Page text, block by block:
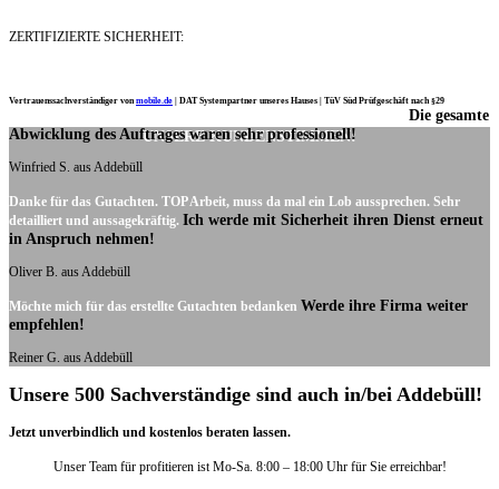
ZERTIFIZIERTE SICHERHEIT:
Vertrauenssachverständiger vonmobile.de DAT Systempartner unseres Hauses | TüV Süd Prüfgeschäft nach §29
UNSERE KUNDENSTIMMEN:
Die gesamte
Abwicklung des Auftrages waren sehr professionell!
Winfried S. aus Addebüll
Danke für das Gutachten. TOP Arbeit, muss da mal ein Lob aussprechen. Sehr
detailliert und aussagekräftig. Ich werde mit Sicherheit ihren Dienst erneut
in Anspruch nehmen!
Oliver B. aus Addebüll
Möchte mich für das erstellte Gutachten bedanken Werde ihre Firma weiter
empfehlen!
Reiner G. aus Addebüll
Unsere 500 Sachverständige sind auch in/bei Addebüll!
Jetzt unverbindlich und kostenlos beraten lassen.
Unser Team für profitieren ist Mo-Sa. 8:00 – 18:00 Uhr für Sie erreichbar!